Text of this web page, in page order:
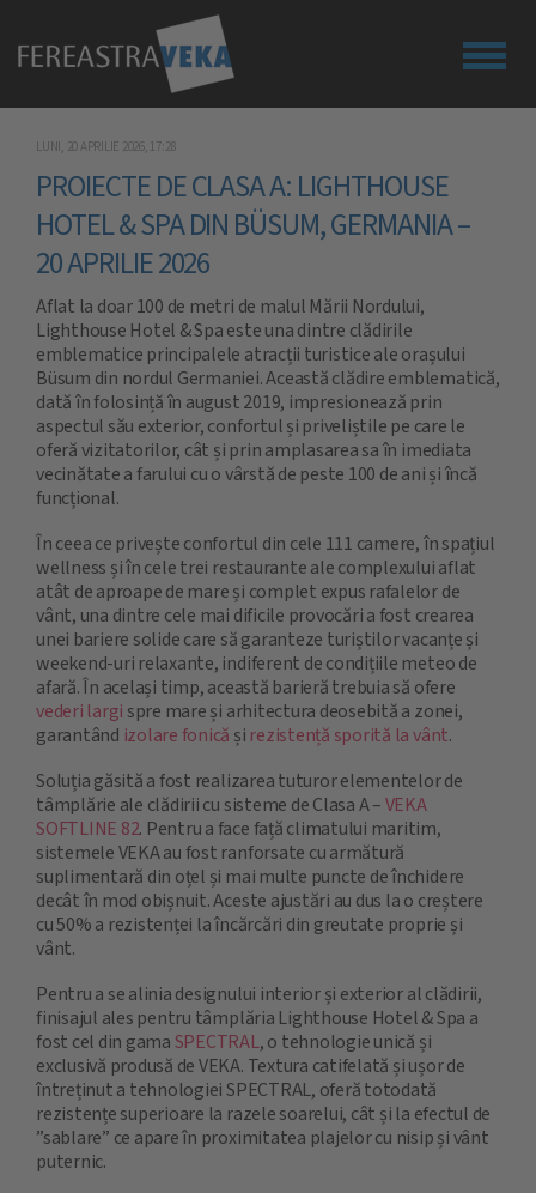
DESPRE NOI
SUSTENABILITATE
CONTACT
SOLICITA OFERTA
BLOG
LOGIN PARTENER
LUNI, 20 APRILIE 2026, 17:28
PROIECTE DE CLASA A: LIGHTHOUSE
HOTEL & SPA DIN BÜSUM, GERMANIA –
20 APRILIE 2026
Aflat la doar 100 de metri de malul Mării Nordului,
Lighthouse Hotel & Spa este una dintre clădirile
emblematice principalele atracții turistice ale orașului
Büsum din nordul Germaniei. Această clădire emblematică,
dată în folosință în august 2019, impresionează prin
aspectul său exterior, confortul și priveliștile pe care le
oferă vizitatorilor, cât și prin amplasarea sa în imediata
vecinătate a farului cu o vârstă de peste 100 de ani și încă
funcțional.
În ceea ce privește confortul din cele 111 camere, în spațiul
wellness și în cele trei restaurante ale complexului aflat
atât de aproape de mare și complet expus rafalelor de
vânt, una dintre cele mai dificile provocări a fost crearea
unei bariere solide care să garanteze turiștilor vacanțe și
weekend-uri relaxante, indiferent de condițiile meteo de
afară. În același timp, această barieră trebuia să ofere
vederi largispre mare și arhitectura deosebită a zonei,
garantând izolare fonică și rezistență sporită la vânt.
Soluția găsită a fost realizarea tuturor elementelor de
tâmplărie ale clădirii cu sisteme de Clasa A –VEKA
SOFTLINE 82. Pentru a face față climatului maritim,
sistemele VEKA au fost ranforsate cu armătură
suplimentară din oțel și mai multe puncte de închidere
decât în mod obișnuit. Aceste ajustări au dus la o creștere
cu 50% a rezistenței la încărcări din greutate proprie și
vânt.
Pentru a se alinia designului interior și exterior al clădirii,
finisajul ales pentru tâmplăria Lighthouse Hotel & Spa a
fost cel din gamaSPECTRAL, o tehnologie unică și
exclusivă produsă de VEKA. Textura catifelată și ușor de
întreținut a tehnologiei SPECTRAL, oferă totodată
rezistențe superioare la razele soarelui, cât și la efectul de
”sablare” ce apare în proximitatea plajelor cu nisip și vânt
puternic.